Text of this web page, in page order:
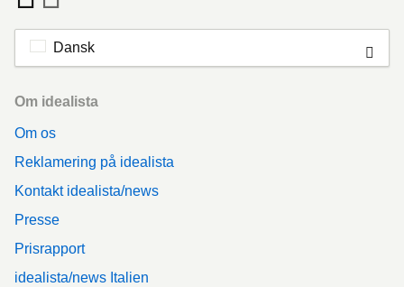
Dansk
Footer
Om idealista
Om os
Reklamering på idealista
Kontakt idealista/news
Presse
Prisrapport
idealista/news Italien